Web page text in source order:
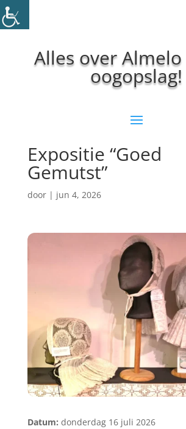
Alles over
oogopslag!
Expositie “Goed
Gemutst”
door | jun 4, 2026
Datum: donderdag 16 juli 2026